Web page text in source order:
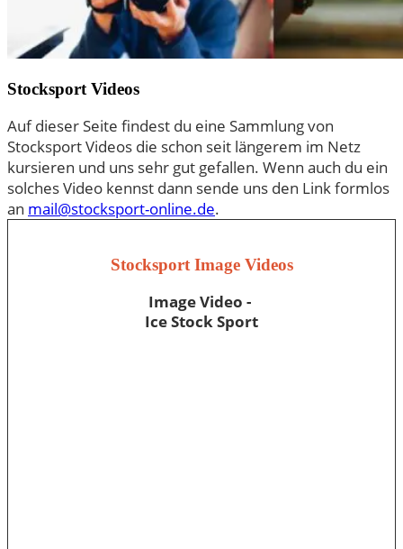
Stocksport Videos
Auf dieser Seite findest du eine Sammlung von
Stocksport Videos die schon seit längerem im Netz
kursieren und uns sehr gut gefallen. Wenn auch du ein
solches Video kennst dann sende uns den Link formlos
an mail@stocksport-online.de.
Stocksport Image Videos
Image Video -
Ice Stock Sport